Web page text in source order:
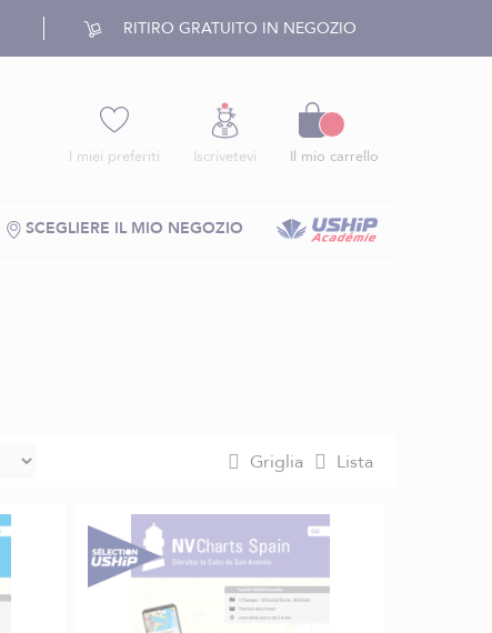
RITIRO GRATUITO IN NEGOZIO
I miei preferiti Iscrivetevi Il mio carrello
SCEGLIERE IL MIO NEGOZIO
Griglia Lista